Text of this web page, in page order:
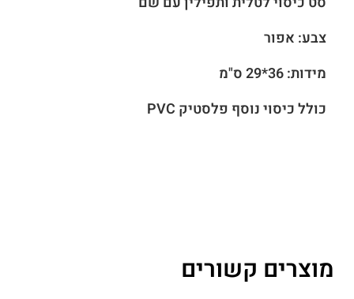
צבע: אפור
מידות: 36*29 ס"מ
כולל כיסוי נוסף פלסטיק PVC
מוצרים קשורים